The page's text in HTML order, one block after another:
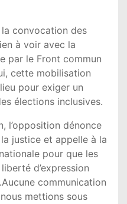
la convocation des
à voir avec la
par le Front commun
cette mobilisation
pour exiger un
élections inclusives.
l’opposition dénonce
justice et appelle à la
pour que les
d’expression
communication
mettions sous